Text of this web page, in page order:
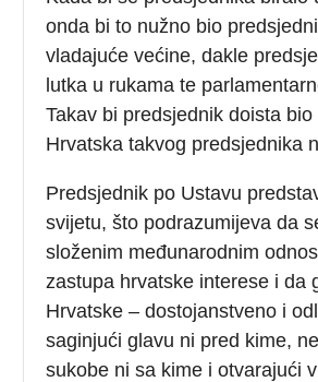
onda bi to nužno bio
vladajuće većine, dakle
lutka u rukama te
Takav bi predsjednik doista bio
Hrvatska takvog predsjednika
Predsjednik po Ustavu
svijetu, što podrazumijeva da
složenim međunarodnim
zastupa hrvatske interese i da
Hrvatske – dostojanstveno i
saginjući glavu ni pred kime,
sukobe ni sa kime i otvarajući